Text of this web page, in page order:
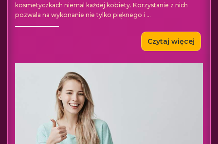
kosmetyczkach niemal każdej kobiety. Korzystanie z nich
pozwala na wykonanie nie tylko pięknego i ...
Czytaj więcej